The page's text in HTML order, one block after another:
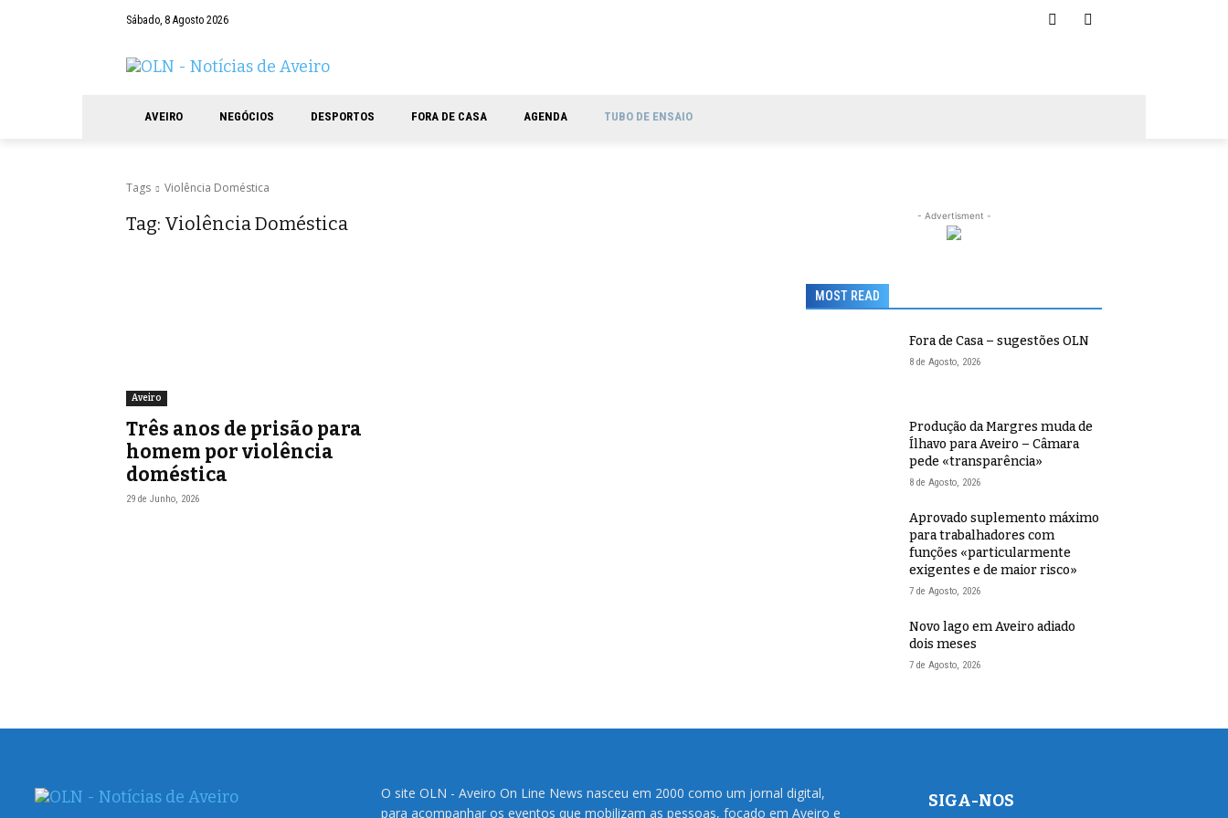
Sábado, 8 Agosto 2026
AVEIRO NEGÓCIOS DESPORTOS FORA DE CASA AGENDA TUBO DE ENSAIO
Tags Violência Doméstica
Tag: Violência Doméstica
Aveiro
Três anos de prisão para
homem por violência
doméstica
29 de Junho, 2026
- Advertisment -
MOST READ
Fora de Casa – sugestões OLN
8 de Agosto, 2026
Produção da Margres muda de
Ílhavo para Aveiro – Câmara
pede «transparência»
8 de Agosto, 2026
Aprovado suplemento máximo
para trabalhadores com
funções «particularmente
exigentes e de maior risco»
7 de Agosto, 2026
Novo lago em Aveiro adiado
dois meses
7 de Agosto, 2026
O site OLN - Aveiro On Line News nasceu em 2000 como um jornal digital,
para acompanhar os eventos que mobilizam as pessoas, focado em Aveiro e
SIGA-NOS